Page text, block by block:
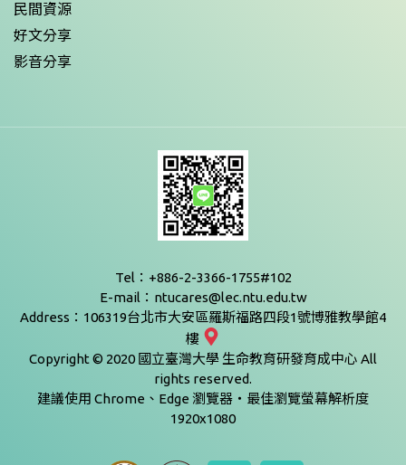
民間資源
好文分享
影音分享
Tel：+886-2-3366-1755#102
E-mail：ntucares@lec.ntu.edu.tw
Address：106319台北市大安區羅斯福路四段1號博雅教學館4
樓
Copyright © 2020 國立臺灣大學 生命教育研發育成中心 All
rights reserved.
建議使用 Chrome、Edge 瀏覽器‧最佳瀏覽螢幕解析度
1920x1080